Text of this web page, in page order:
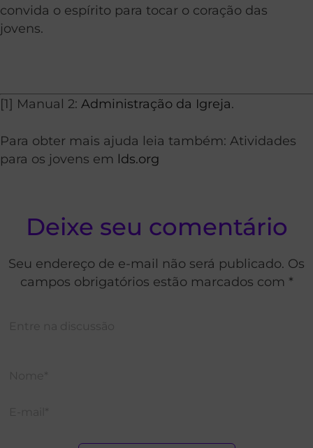
convida o espírito para tocar o coração das
jovens.
[1] Manual 2: Administração da Igreja.
Para obter mais ajuda leia também: Atividades
para os jovens em lds.org
Deixe seu comentário
Seu endereço de e-mail não será publicado. Os
campos obrigatórios estão marcados com *